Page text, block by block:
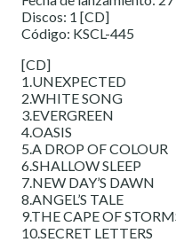
Discos: 1 [CD]
Código: KSCL-445
[CD]
1.UNEXPECTED
2.WHITE SONG
3.EVERGREEN
4.OASIS
5.A DROP OF COLOUR
6.SHALLOW SLEEP
7.NEW DAY’S DAWN
8.ANGEL’S TALE
9.THE CAPE OF
10.SECRET LETTERS